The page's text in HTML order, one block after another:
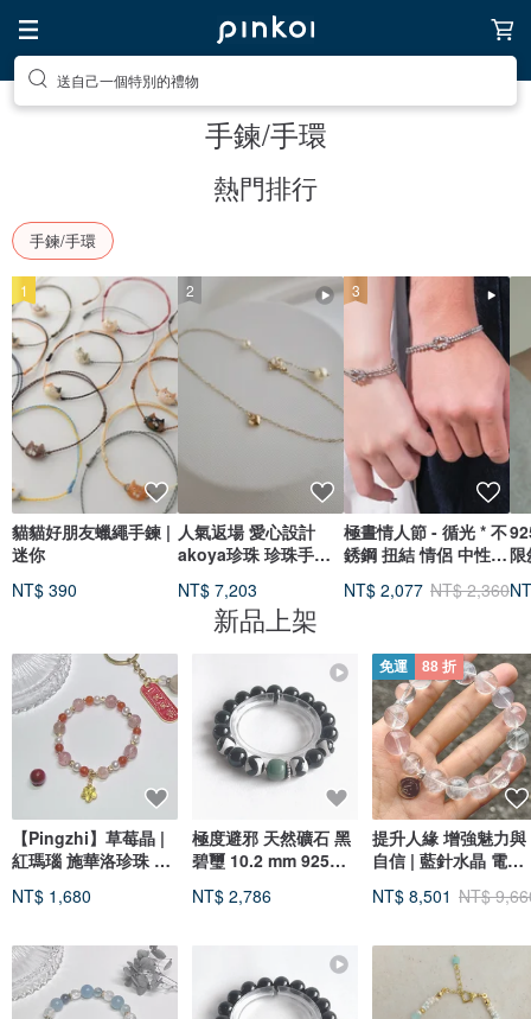
前往打造療癒的放鬆生活
手鍊/手環
熱門排行
手鍊/手環
貓貓好朋友蠟繩手鍊 |
迷你
NT$ 390
1
人氣返場 愛心設計
akoya珍珠 珍珠手鏈
NT$ 7,203
2
極晝情人節 - 循光 * 不
銹鋼 扭結 情侶 中性
NT$ 2,077 NT$ 2,360
3
限
新品上架
【Pingzhi】草莓晶 |
紅瑪瑙 施華洛珍珠 水
NT$ 1,680
極度避邪 天然礦石 黑
碧璽 10.2 mm 925純
NT$ 2,786
免運 88 折
提升人緣 增強魅力與
自信 | 藍針水晶 電光
NT$ 8,501 NT$